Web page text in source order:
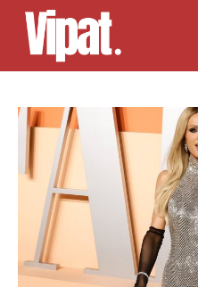
Skip
content